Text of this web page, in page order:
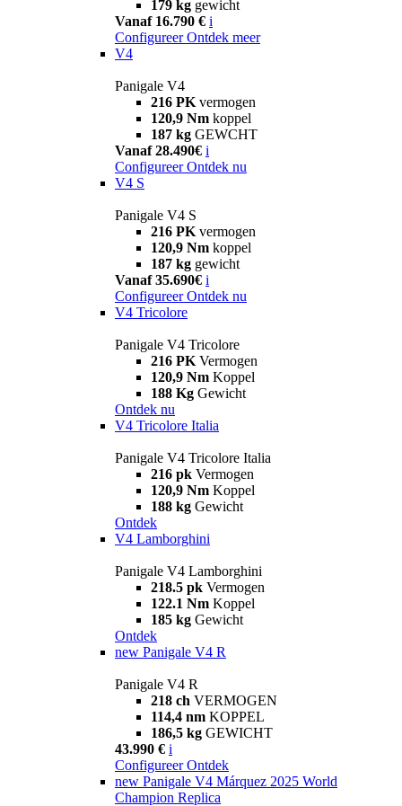
179 kg gewicht
Vanaf 16.790 € i
Configureer Ontdek meer
V4
Panigale V4
216 PK vermogen
120,9 Nm koppel
187 kg GEWCHT
Vanaf 28.490€ i
Configureer Ontdek nu
V4 S
Panigale V4 S
216 PK vermogen
120,9 Nm koppel
187 kg gewicht
Vanaf 35.690€ i
Configureer Ontdek nu
V4 Tricolore
Panigale V4 Tricolore
216 PK Vermogen
120,9 Nm Koppel
188 Kg Gewicht
Ontdek nu
V4 Tricolore Italia
Panigale V4 Tricolore Italia
216 pk Vermogen
120,9 Nm Koppel
188 kg Gewicht
Ontdek
V4 Lamborghini
Panigale V4 Lamborghini
218.5 pk Vermogen
122.1 Nm Koppel
185 kg Gewicht
Ontdek
new Panigale V4 R
Panigale V4 R
218 ch VERMOGEN
114,4 nm KOPPEL
186,5 kg GEWICHT
43.990 € i
Configureer Ontdek
new Panigale V4 Márquez 2025 World
Champion Replica